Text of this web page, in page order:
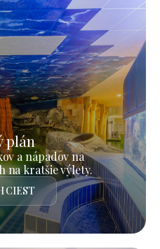
plán
a nápadov na
na kratšie výlety.
CIEST